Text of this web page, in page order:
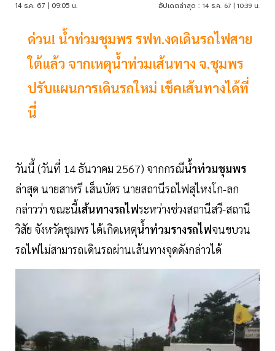
14 ธ.ค. 67 | 09:05 น. อัปเดตล่าสุด : 14 ธ.ค. 67 | 10:39 น.
ด่วน! น้ำท่วมชุมพร รฟท.งดเดินรถไฟสาย
ใต้แล้ว จากเหตุน้ำท่วมเส้นทาง จ.ชุมพร
ปรับแผนการเดินรถใหม่ เช็คเส้นทางได้ที่
นี่
วันนี้ (วันที่ 14 ธันวาคม 2567) จากกรณีน้ำท่วมชุมพร
ล่าสุด นายสาหรี เส็นบัตร นายสถานีรถไฟสุไหงโก-ลก
กล่าวว่า ขณะนี้เส้นทางรถไฟระหว่างช่วงสถานีสวี-สถานี
วิสัย จังหวัดชุมพร ได้เกิดเหตุน้ำท่วมรางรถไฟจนขบวน
รถไฟไม่สามารถเดินรถผ่านเส้นทางจุดดังกล่าวได้